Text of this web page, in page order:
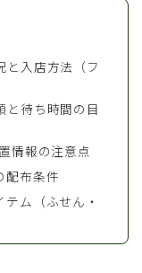
と入店方法（フ
と待ち時間の目
情報の注意点
配布条件
ム（ふせん・